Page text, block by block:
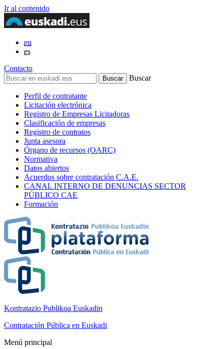
Ir al contenido
eu
es
Contacto
Buscar
Perfil de contratante
Licitación electrónica
Registro de Empresas Licitadoras
Clasificación de empresas
Registro de contratos
Junta asesora
Órgano de recursos (OARC)
Normativa
Datos abiertos
Acuerdos sobre contratación C.A.E.
CANAL INTERNO DE DENUNCIAS SECTOR
PÚBLICO CAE
Formación
Kontratazio Publikoa Euskadin
Contratación Pública en Euskadi
Menú principal